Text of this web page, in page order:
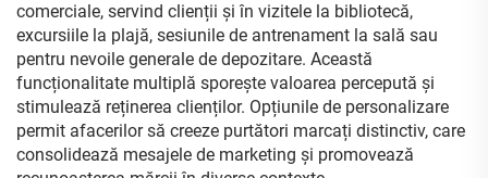
comerciale, servind clienții și în vizitele la bibliotecă,
excursiile la plajă, sesiunile de antrenament la sală sau
pentru nevoile generale de depozitare. Această
funcționalitate multiplă sporește valoarea percepută și
stimulează reținerea clienților. Opțiunile de personalizare
permit afacerilor să creeze purtători marcați distinctiv, care
consolidează mesajele de marketing și promovează